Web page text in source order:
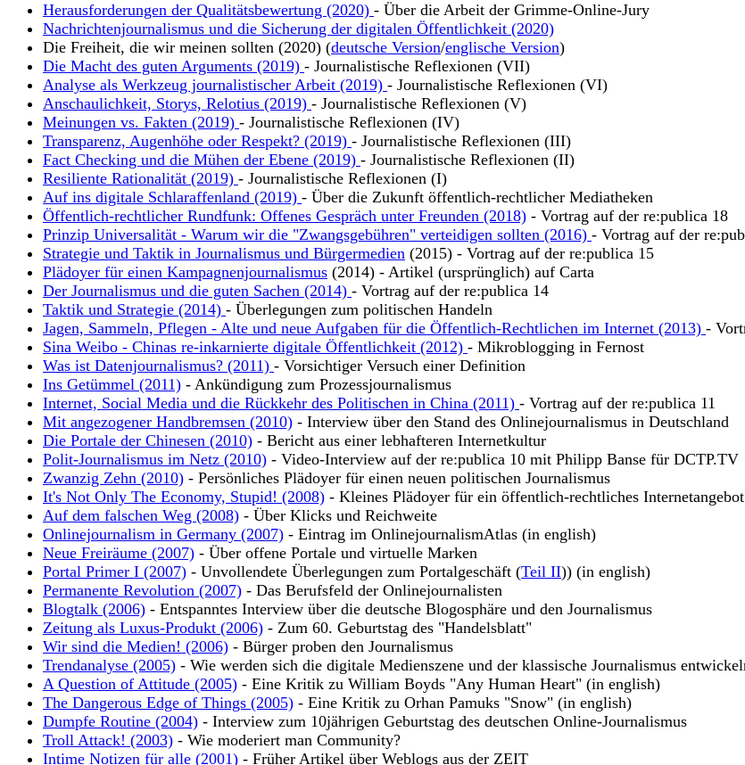
Herausforderungen der Qualitätsbewertung (2020) - Über die Arbeit der Grimme-Online-Jury
Nachrichtenjournalismus und die Sicherung der digitalen Öffentlichkeit (2020)
Die Freiheit, die wir meinen sollten (2020) (deutsche Version/englische Version)
Die Macht des guten Arguments (2019) - Journalistische Reflexionen (VII)
Analyse als Werkzeug journalistischer Arbeit (2019) - Journalistische Reflexionen (VI)
Anschaulichkeit, Storys, Relotius (2019) - Journalistische Reflexionen (V)
Meinungen vs. Fakten (2019) - Journalistische Reflexionen (IV)
Transparenz, Augenhöhe oder Respekt? (2019) - Journalistische Reflexionen (III)
Fact Checking und die Mühen der Ebene (2019) - Journalistische Reflexionen (II)
Resiliente Rationalität (2019) - Journalistische Reflexionen (I)
Auf ins digitale Schlaraffenland (2019) - Über die Zukunft öffentlich-rechtlicher Mediatheken
Öffentlich-rechtlicher Rundfunk: Offenes Gespräch unter Freunden (2018) - Vortrag auf der re:publica 18
Prinzip Universalität - Warum wir die "Zwangsgebühren" verteidigen sollten (2016) - Vortrag auf der
Strategie und Taktik in Journalismus und Bürgermedien (2015) - Vortrag auf der re:publica 15
Plädoyer für einen Kampagnenjournalismus (2014) - Artikel (ursprünglich) auf Carta
Der Journalismus und die guten Sachen (2014) - Vortrag auf der re:publica 14
Taktik und Strategie (2014) - Überlegungen zum politischen Handeln
Jagen, Sammeln, Pflegen - Alte und neue Aufgaben für die Öffentlich-Rechtlichen im Internet (2013) -
Sina Weibo - Chinas re-inkarnierte digitale Öffentlichkeit (2012) - Mikroblogging in Fernost
Was ist Datenjournalismus? (2011) - Vorsichtiger Versuch einer Definition
Ins Getümmel (2011) - Ankündigung zum Prozessjournalismus
Internet, Social Media und die Rückkehr des Politischen in China (2011) - Vortrag auf der re:publica 11
Mit angezogener Handbremsen (2010) - Interview über den Stand des Onlinejournalismus in Deutschland
Die Portale der Chinesen (2010) - Bericht aus einer lebhafteren Internetkultur
Polit-Journalismus im Netz (2010) - Video-Interview auf der re:publica 10 mit Philipp Banse für DCTP.TV
Zwanzig Zehn (2010) - Persönliches Plädoyer für einen neuen politischen Journalismus
It's Not Only The Economy, Stupid! (2008) - Kleines Plädoyer für ein öffentlich-rechtliches Internetangebot
Auf dem falschen Weg (2008) - Über Klicks und Reichweite
Onlinejournalism in Germany (2007) - Eintrag im OnlinejournalismAtlas (in english)
Neue Freiräume (2007) - Über offene Portale und virtuelle Marken
Portal Primer I (2007) - Unvollendete Überlegungen zum Portalgeschäft (Teil II)) (in english)
Permanente Revolution (2007) - Das Berufsfeld der Onlinejournalisten
Blogtalk (2006) - Entspanntes Interview über die deutsche Blogosphäre und den Journalismus
Zeitung als Luxus-Produkt (2006) - Zum 60. Geburtstag des "Handelsblatt"
Wir sind die Medien! (2006) - Bürger proben den Journalismus
Trendanalyse (2005) - Wie werden sich die digitale Medienszene und der klassische Journalismus
A Question of Attitude (2005) - Eine Kritik zu William Boyds "Any Human Heart" (in english)
The Dangerous Edge of Things (2005) - Eine Kritik zu Orhan Pamuks "Snow" (in english)
Dumpfe Routine (2004) - Interview zum 10jährigen Geburtstag des deutschen Online-Journalismus
Troll Attack! (2003) - Wie moderiert man Community?
Intime Notizen für alle (2001) - Früher Artikel über Weblogs aus der ZEIT